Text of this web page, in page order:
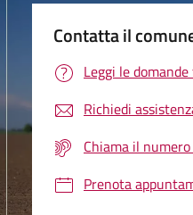
Contatta il
Leggi le
Richiedi
Chiama il
Prenota